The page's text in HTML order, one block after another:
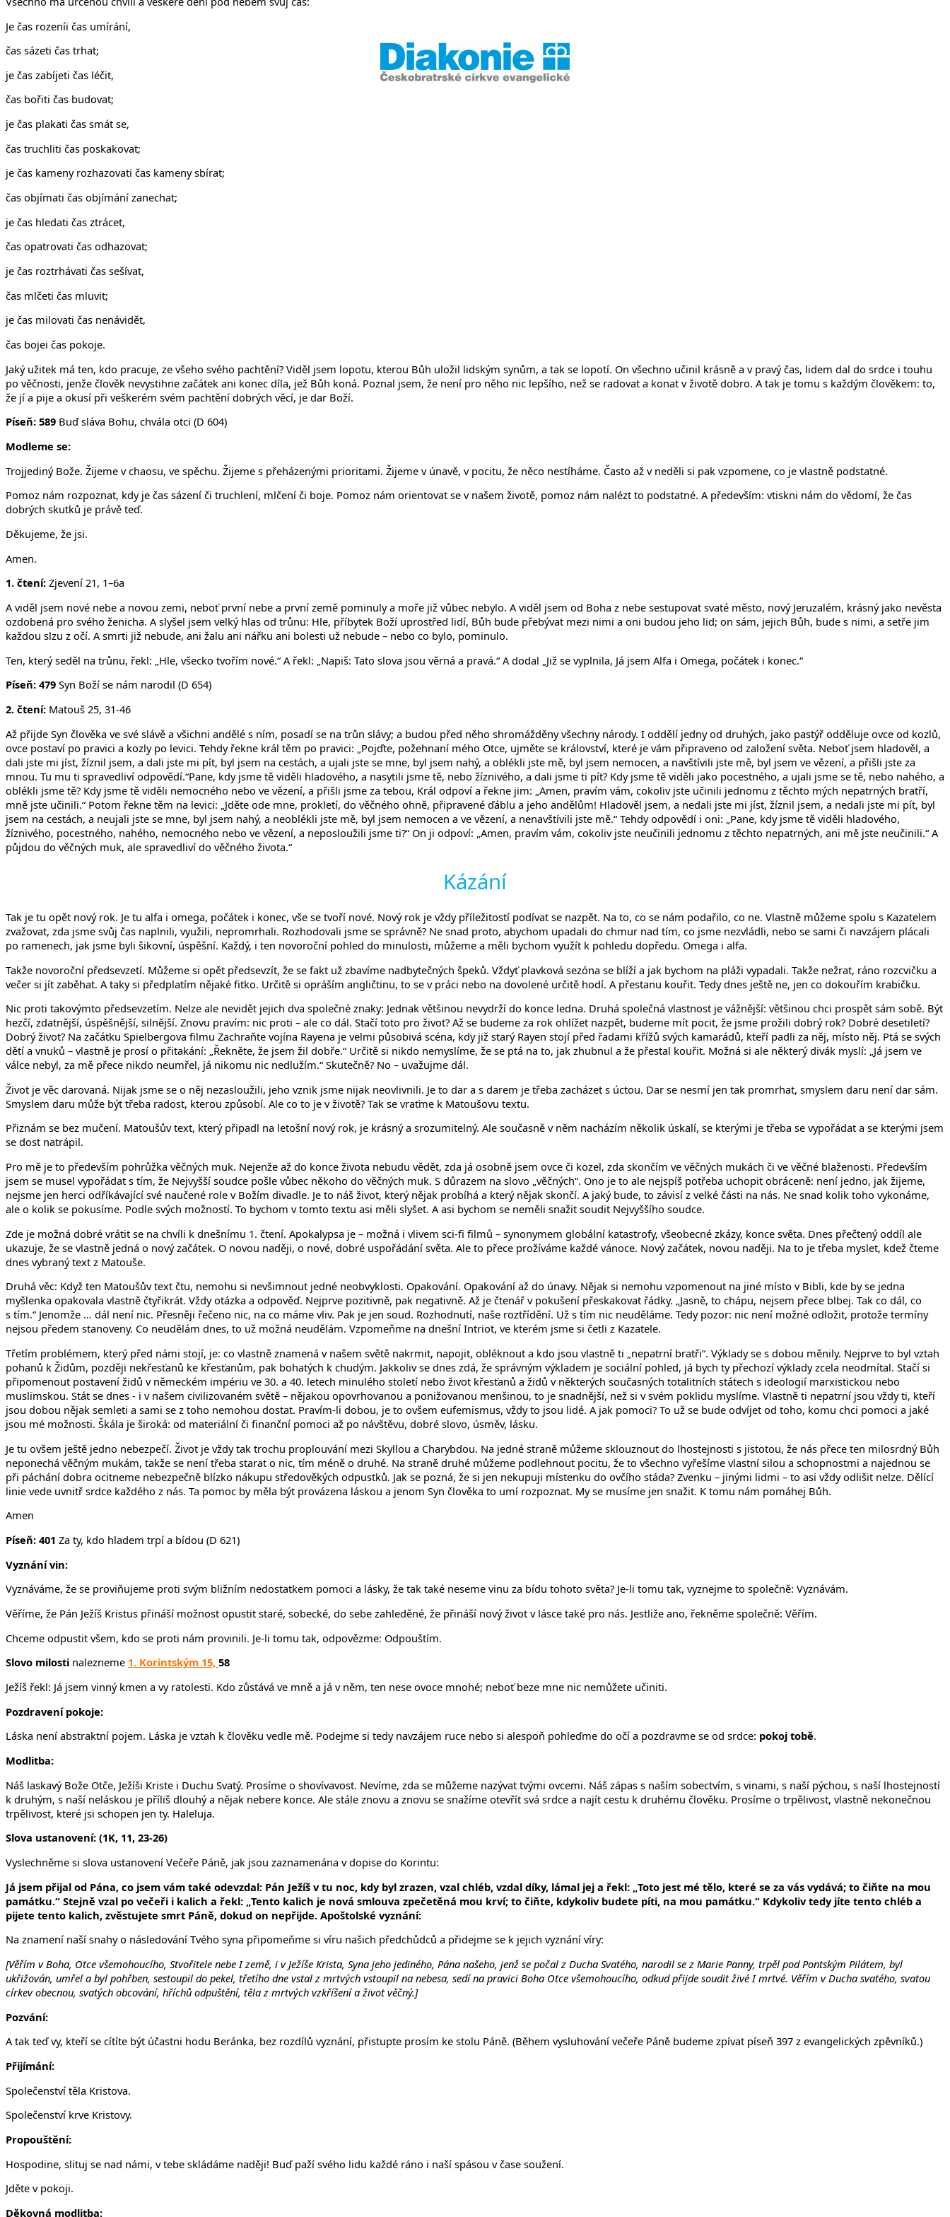
Je čas rozeníi čas umírání,
čas sázeti čas trhat;
je čas zabíjeti čas léčit,
čas bořiti čas budovat;
je čas plakati čas smát se,
čas truchliti čas poskakovat;
je čas kameny rozhazovati čas kameny sbírat;
čas objímati čas objímání zanechat;
je čas hledati čas ztrácet,
čas opatrovati čas odhazovat;
je čas roztrhávati čas sešívat,
čas mlčeti čas mluvit;
je čas milovati čas nenávidět,
čas bojei čas pokoje.
Jaký užitek má ten, kdo pracuje, ze všeho svého pachtění? Viděl jsem lopotu, kterou Bůh uložil lidským synům, a tak se lopotí. On všechno učinil krásně a v pravý čas, lidem dal do srdce i touhu
po věčnosti, jenže člověk nevystihne začátek ani konec díla, jež Bůh koná. Poznal jsem, že není pro něho nic lepšího, než se radovat a konat v životě dobro. A tak je tomu s každým člověkem: to,
že jí a pije a okusí při veškerém svém pachtění dobrých věcí, je dar Boží.
Píseň: 589 Buď sláva Bohu, chvála otci (D 604)
Modleme se:
Trojjediný Bože. Žijeme v chaosu, ve spěchu. Žijeme s přeházenými prioritami. Žijeme v únavě, v pocitu, že něco nestíháme. Často až v neděli si pak vzpomene, co je vlastně podstatné.
Pomoz nám rozpoznat, kdy je čas sázení či truchlení, mlčení či boje. Pomoz nám orientovat se v našem životě, pomoz nám nalézt to podstatné. A především: vtiskni nám do vědomí, že čas
dobrých skutků je právě teď.
Děkujeme, že jsi.
Amen.
1. čtení: Zjevení 21, 1–6a
A viděl jsem nové nebe a novou zemi, neboť první nebe a první země pominuly a moře již vůbec nebylo. A viděl jsem od Boha z nebe sestupovat svaté město, nový Jeruzalém, krásný jako nevěsta
ozdobená pro svého ženicha. A slyšel jsem velký hlas od trůnu: Hle, příbytek Boží uprostřed lidí, Bůh bude přebývat mezi nimi a oni budou jeho lid; on sám, jejich Bůh, bude s nimi, a setře jim
každou slzu z očí. A smrti již nebude, ani žalu ani nářku ani bolesti už nebude – nebo co bylo, pominulo.
Ten, který seděl na trůnu, řekl: „Hle, všecko tvořím nové.“ A řekl: „Napiš: Tato slova jsou věrná a pravá.“ A dodal „Již se vyplnila, Já jsem Alfa i Omega, počátek i konec.“
Píseň: 479 Syn Boží se nám narodil (D 654)
2. čtení: Matouš 25, 31-46
Až přijde Syn člověka ve své slávě a všichni andělé s ním, posadí se na trůn slávy; a budou před něho shromážděny všechny národy. I oddělí jedny od druhých, jako pastýř odděluje ovce od kozlů,
ovce postaví po pravici a kozly po levici. Tehdy řekne král těm po pravici: „Pojďte, požehnaní mého Otce, ujměte se království, které je vám připraveno od založení světa. Neboť jsem hladověl, a
dali jste mi jíst, žíznil jsem, a dali jste mi pít, byl jsem na cestách, a ujali jste se mne, byl jsem nahý, a oblékli jste mě, byl jsem nemocen, a navštívili jste mě, byl jsem ve vězení, a přišli jste za
mnou. Tu mu ti spravedliví odpovědí.“Pane, kdy jsme tě viděli hladového, a nasytili jsme tě, nebo žíznivého, a dali jsme ti pít? Kdy jsme tě viděli jako pocestného, a ujali jsme se tě, nebo nahého, a
oblékli jsme tě? Kdy jsme tě viděli nemocného nebo ve vězení, a přišli jsme za tebou, Král odpoví a řekne jim: „Amen, pravím vám, cokoliv jste učinili jednomu z těchto mých nepatrných bratří,
mně jste učinili.“ Potom řekne těm na levici: „Jděte ode mne, prokletí, do věčného ohně, připravené ďáblu a jeho andělům! Hladověl jsem, a nedali jste mi jíst, žíznil jsem, a nedali jste mi pít, byl
jsem na cestách, a neujali jste se mne, byl jsem nahý, a neoblékli jste mě, byl jsem nemocen a ve vězení, a nenavštívili jste mě.“ Tehdy odpovědí i oni: „Pane, kdy jsme tě viděli hladového,
žíznivého, pocestného, nahého, nemocného nebo ve vězení, a neposloužili jsme ti?“ On ji odpoví: „Amen, pravím vám, cokoliv jste neučinili jednomu z těchto nepatrných, ani mě jste neučinili.“ A
půjdou do věčných muk, ale spravedliví do věčného života.“
Kázání
Tak je tu opět nový rok. Je tu alfa i omega, počátek i konec, vše se tvoří nové. Nový rok je vždy příležitostí podívat se nazpět. Na to, co se nám podařilo, co ne. Vlastně můžeme spolu s Kazatelem
zvažovat, zda jsme svůj čas naplnili, využili, nepromrhali. Rozhodovali jsme se správně? Ne snad proto, abychom upadali do chmur nad tím, co jsme nezvládli, nebo se sami či navzájem plácali
po ramenech, jak jsme byli šikovní, úspěšní. Každý, i ten novoroční pohled do minulosti, můžeme a měli bychom využít k pohledu dopředu. Omega i alfa.
Takže novoroční předsevzetí. Můžeme si opět předsevzít, že se fakt už zbavíme nadbytečných špeků. Vždyť plavková sezóna se blíží a jak bychom na pláži vypadali. Takže nežrat, ráno rozcvičku a
večer si jít zaběhat. A taky si předplatím nějaké fitko. Určitě si opráším angličtinu, to se v práci nebo na dovolené určitě hodí. A přestanu kouřit. Tedy dnes ještě ne, jen co dokouřím krabičku.
Nic proti takovýmto předsevzetím. Nelze ale nevidět jejich dva společné znaky: Jednak většinou nevydrží do konce ledna. Druhá společná vlastnost je vážnější: většinou chci prospět sám sobě. Být
hezčí, zdatnější, úspěšnější, silnější. Znovu pravím: nic proti – ale co dál. Stačí toto pro život? Až se budeme za rok ohlížet nazpět, budeme mít pocit, že jsme prožili dobrý rok? Dobré desetiletí?
Dobrý život? Na začátku Spielbergova filmu Zachraňte vojína Rayena je velmi působivá scéna, kdy již starý Rayen stojí před řadami křížů svých kamarádů, kteří padli za něj, místo něj. Ptá se svých
dětí a vnuků – vlastně je prosí o přitakání: „Řekněte, že jsem žil dobře.“ Určitě si nikdo nemyslíme, že se ptá na to, jak zhubnul a že přestal kouřit. Možná si ale některý divák myslí: „Já jsem ve
válce nebyl, za mě přece nikdo neumřel, já nikomu nic nedlužím.“ Skutečně? No – uvažujme dál.
Život je věc darovaná. Nijak jsme se o něj nezasloužili, jeho vznik jsme nijak neovlivnili. Je to dar a s darem je třeba zacházet s úctou. Dar se nesmí jen tak promrhat, smyslem daru není dar sám.
Smyslem daru může být třeba radost, kterou způsobí. Ale co to je v životě? Tak se vraťme k Matoušovu textu.
Přiznám se bez mučení. Matoušův text, který připadl na letošní nový rok, je krásný a srozumitelný. Ale současně v něm nacházím několik úskalí, se kterými je třeba se vypořádat a se kterými jsem
se dost natrápil.
Pro mě je to především pohrůžka věčných muk. Nejenže až do konce života nebudu vědět, zda já osobně jsem ovce či kozel, zda skončím ve věčných mukách či ve věčné blaženosti. Především
jsem se musel vypořádat s tím, že Nejvyšší soudce pošle vůbec někoho do věčných muk. S důrazem na slovo „věčných“. Ono je to ale nejspíš potřeba uchopit obráceně: není jedno, jak žijeme,
nejsme jen herci odříkávající své naučené role v Božím divadle. Je to náš život, který nějak probíhá a který nějak skončí. A jaký bude, to závisí z velké části na nás. Ne snad kolik toho vykonáme,
ale o kolik se pokusíme. Podle svých možností. To bychom v tomto textu asi měli slyšet. A asi bychom se neměli snažit soudit Nejvyššího soudce.
Zde je možná dobré vrátit se na chvíli k dnešnímu 1. čtení. Apokalypsa je – možná i vlivem sci-fi filmů – synonymem globální katastrofy, všeobecné zkázy, konce světa. Dnes přečtený oddíl ale
ukazuje, že se vlastně jedná o nový začátek. O novou naději, o nové, dobré uspořádání světa. Ale to přece prožíváme každé vánoce. Nový začátek, novou naději. Na to je třeba myslet, kdež čteme
dnes vybraný text z Matouše.
Druhá věc: Když ten Matoušův text čtu, nemohu si nevšimnout jedné neobvyklosti. Opakování. Opakování až do únavy. Nějak si nemohu vzpomenout na jiné místo v Bibli, kde by se jedna
myšlenka opakovala vlastně čtyřikrát. Vždy otázka a odpověď. Nejprve pozitivně, pak negativně. Až je čtenář v pokušení přeskakovat řádky. „Jasně, to chápu, nejsem přece blbej. Tak co dál, co
s tím.“ Jenomže … dál není nic. Přesněji řečeno nic, na co máme vliv. Pak je jen soud. Rozhodnutí, naše roztřídění. Už s tím nic neuděláme. Tedy pozor: nic není možné odložit, protože termíny
nejsou předem stanoveny. Co neudělám dnes, to už možná neudělám. Vzpomeňme na dnešní Intriot, ve kterém jsme si četli z Kazatele.
Třetím problémem, který před námi stojí, je: co vlastně znamená v našem světě nakrmit, napojit, obléknout a kdo jsou vlastně ti „nepatrní bratři“. Výklady se s dobou měnily. Nejprve to byl vztah
pohanů k Židům, později nekřesťanů ke křesťanům, pak bohatých k chudým. Jakkoliv se dnes zdá, že správným výkladem je sociální pohled, já bych ty přechozí výklady zcela neodmítal. Stačí si
připomenout postavení židů v německém impériu ve 30. a 40. letech minulého století nebo život křesťanů a židů v některých současných totalitních státech s ideologií marxistickou nebo
muslimskou. Stát se dnes - i v našem civilizovaném světě – nějakou opovrhovanou a ponižovanou menšinou, to je snadnější, než si v svém poklidu myslíme. Vlastně ti nepatrní jsou vždy ti, kteří
jsou dobou nějak semleti a sami se z toho nemohou dostat. Pravím-li dobou, je to ovšem eufemismus, vždy to jsou lidé. A jak pomoci? To už se bude odvíjet od toho, komu chci pomoci a jaké
jsou mé možnosti. Škála je široká: od materiální či finanční pomoci až po návštěvu, dobré slovo, úsměv, lásku.
Je tu ovšem ještě jedno nebezpečí. Život je vždy tak trochu proplouvání mezi Skyllou a Charybdou. Na jedné straně můžeme sklouznout do lhostejnosti s jistotou, že nás přece ten milosrdný Bůh
neponechá věčným mukám, takže se není třeba starat o nic, tím méně o druhé. Na straně druhé můžeme podlehnout pocitu, že to všechno vyřešíme vlastní silou a schopnostmi a najednou se
při páchání dobra ocitneme nebezpečně blízko nákupu středověkých odpustků. Jak se pozná, že si jen nekupuji místenku do ovčího stáda? Zvenku – jinými lidmi – to asi vždy odlišit nelze. Dělící
linie vede uvnitř srdce každého z nás. Ta pomoc by měla být provázena láskou a jenom Syn člověka to umí rozpoznat. My se musíme jen snažit. K tomu nám pomáhej Bůh.
Amen
Píseň: 401 Za ty, kdo hladem trpí a bídou (D 621)
Vyznání vin:
Vyznáváme, že se proviňujeme proti svým bližním nedostatkem pomoci a lásky, že tak také neseme vinu za bídu tohoto světa? Je-li tomu tak, vyznejme to společně: Vyznávám.
Věříme, že Pán Ježíš Kristus přináší možnost opustit staré, sobecké, do sebe zahleděné, že přináší nový život v lásce také pro nás. Jestliže ano, řekněme společně: Věřím.
Chceme odpustit všem, kdo se proti nám provinili. Je-li tomu tak, odpovězme: Odpouštím.
Slovo milosti nalezneme 1. Korintským 15, 58
Ježíš řekl: Já jsem vinný kmen a vy ratolesti. Kdo zůstává ve mně a já v něm, ten nese ovoce mnohé; neboť beze mne nic nemůžete učiniti.
Pozdravení pokoje:
Láska není abstraktní pojem. Láska je vztah k člověku vedle mě. Podejme si tedy navzájem ruce nebo si alespoň pohleďme do očí a pozdravme se od srdce: pokoj tobě.
Modlitba:
Náš laskavý Bože Otče, Ježíši Kriste i Duchu Svatý. Prosíme o shovívavost. Nevíme, zda se můžeme nazývat tvými ovcemi. Náš zápas s naším sobectvím, s vinami, s naší pýchou, s naší lhostejností
k druhým, s naší neláskou je příliš dlouhý a nějak nebere konce. Ale stále znovu a znovu se snažíme otevřít svá srdce a najít cestu k druhému člověku. Prosíme o trpělivost, vlastně nekonečnou
trpělivost, které jsi schopen jen ty. Haleluja.
Slova ustanovení: (1K, 11, 23-26)
Vyslechněme si slova ustanovení Večeře Páně, jak jsou zaznamenána v dopise do Korintu:
Já jsem přijal od Pána, co jsem vám také odevzdal: Pán Ježíš v tu noc, kdy byl zrazen, vzal chléb, vzdal díky, lámal jej a řekl: „Toto jest mé tělo, které se za vás vydává; to čiňte na mou
památku.“ Stejně vzal po večeři i kalich a řekl: „Tento kalich je nová smlouva zpečetěná mou krví; to čiňte, kdykoliv budete píti, na mou památku.“ Kdykoliv tedy jíte tento chléb a
pijete tento kalich, zvěstujete smrt Páně, dokud on nepřijde. Apoštolské vyznání:
Na znamení naší snahy o následování Tvého syna připomeňme si víru našich předchůdců a přidejme se k jejich vyznání víry:
[Věřím v Boha, Otce všemohoucího, Stvořitele nebe I země, i v Ježíše Krista, Syna jeho jediného, Pána našeho, jenž se počal z Ducha Svatého, narodil se z Marie Panny, trpěl pod Pontským Pilátem, byl
ukřižován, umřel a byl pohřben, sestoupil do pekel, třetího dne vstal z mrtvých vstoupil na nebesa, sedí na pravici Boha Otce všemohoucího, odkud přijde soudit živé I mrtvé. Věřím v Ducha svatého, svatou
církev obecnou, svatých obcování, hříchů odpuštění, těla z mrtvých vzkříšení a život věčný.]
Pozvání:
A tak teď vy, kteří se cítíte být účastni hodu Beránka, bez rozdílů vyznání, přistupte prosím ke stolu Páně. (Během vysluhování večeře Páně budeme zpívat píseň 397 z evangelických zpěvníků.)
Přijímání:
Společenství těla Kristova.
Společenství krve Kristovy.
Propouštění:
Hospodine, slituj se nad námi, v tebe skládáme naději! Buď paží svého lidu každé ráno i naší spásou v čase soužení.
Jděte v pokoji.
Děkovná modlitba: